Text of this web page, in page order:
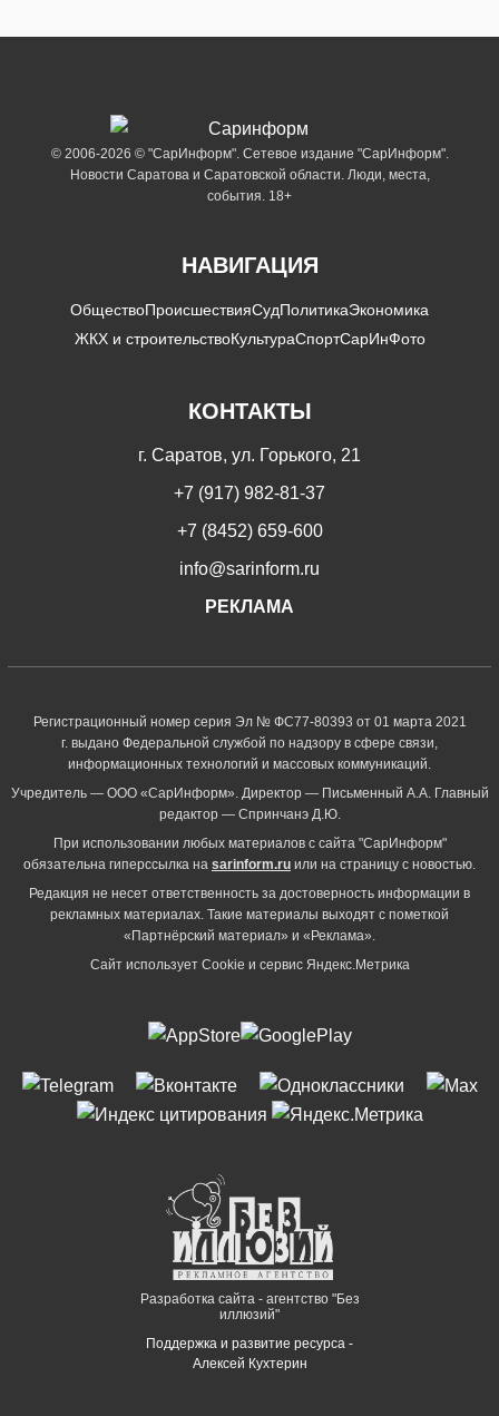
© 2006-2026 © "СарИнформ". Сетевое издание "СарИнформ".
Новости Саратова и Саратовской области. Люди, места,
события. 18+
НАВИГАЦИЯ
ОбществоПроисшествияСудПолитикаЭкономика
ЖКХ и строительствоКультураСпортСарИнФото
КОНТАКТЫ
г. Саратов, ул. Горького, 21
+7 (917) 982-81-37
+7 (8452) 659-600
info@sarinform.ru
РЕКЛАМА
Регистрационный номер серия Эл № ФС77-80393 от 01 марта 2021
г. выдано Федеральной службой по надзору в сфере связи,
информационных технологий и массовых коммуникаций.
Учредитель — ООО «СарИнформ». Директор — Письменный А.А. Главный
редактор — Спринчанэ Д.Ю.
При использовании любых материалов с сайта "СарИнформ"
обязательна гиперссылка на sarinform.ru или на страницу с новостью.
Редакция не несет ответственность за достоверность информации в
рекламных материалах. Такие материалы выходят с пометкой
«Партнёрский материал» и «Реклама».
Сайт использует Cookie и сервиc Яндекс.Метрика
Разработка сайта - агентство "Без
иллюзий"
Поддержка и развитие ресурса -
Алексей Кухтерин